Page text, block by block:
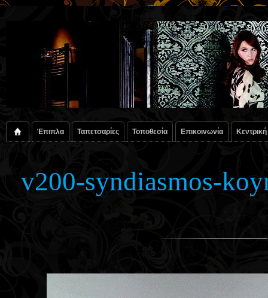
Έπιπλα Ταπετσαρίες Τοποθεσία Επικοινωνία Κεντρική
v200-syndiasmos-